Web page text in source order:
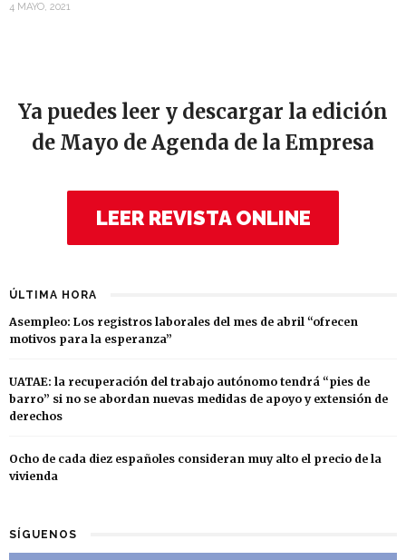
4 MAYO, 2021
Ya puedes leer y descargar la edición
de Mayo de Agenda de la Empresa
LEER REVISTA ONLINE
ÚLTIMA HORA
Asempleo: Los registros laborales del mes de abril “ofrecen
motivos para la esperanza”
UATAE: la recuperación del trabajo autónomo tendrá “pies de
barro” si no se abordan nuevas medidas de apoyo y extensión de
derechos
Ocho de cada diez españoles consideran muy alto el precio de la
vivienda
SÍGUENOS